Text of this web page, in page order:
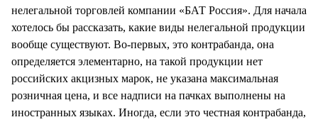
нелегальной торговлей компании «БАТ Россия». Для начала
хотелось бы рассказать, какие виды нелегальной продукции
вообще существуют. Во-первых, это контрабанда, она
определяется элементарно, на такой продукции нет
российских акцизных марок, не указана максимальная
розничная цена, и все надписи на пачках выполнены на
иностранных языках. Иногда, если это честная контрабанда,